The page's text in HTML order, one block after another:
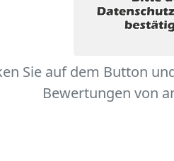
Sie auf dem Button
Bewertungen von